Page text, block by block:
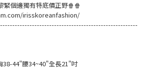
緊個邊獨有特底價正野🍿🍿
irisskoreanfashion/
44"腰34~40"全長21"吋